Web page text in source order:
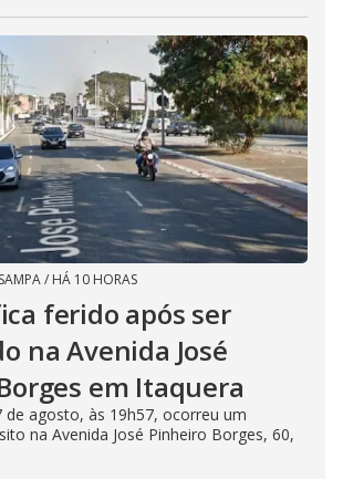
/ HÁ 10 HORAS
ferido após ser
na Avenida José
em Itaquera
de agosto, às 19h57, ocorreu um
na Avenida José Pinheiro Borges, 60,